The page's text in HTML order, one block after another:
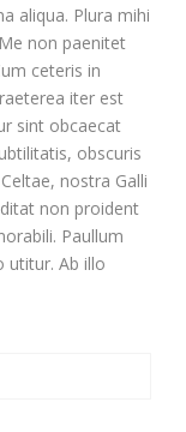
aliqua. Plura mihi
non paenitet
ceteris in
iter est
sint obcaecat
obscuris
nostra Galli
non proident
Paullum
utitur. Ab illo